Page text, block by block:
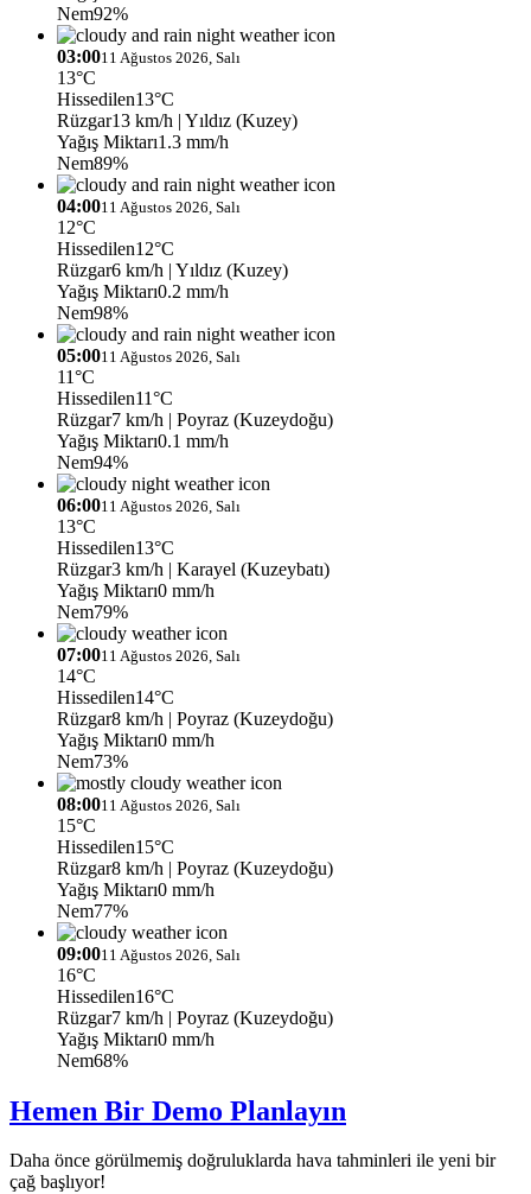
Nem92%
03:0011 Ağustos 2026, Salı
13°C
Hissedilen13°C
Rüzgar13 km/h | Yıldız (Kuzey)
Yağış Miktarı1.3 mm/h
Nem89%
04:0011 Ağustos 2026, Salı
12°C
Hissedilen12°C
Rüzgar6 km/h | Yıldız (Kuzey)
Yağış Miktarı0.2 mm/h
Nem98%
05:0011 Ağustos 2026, Salı
11°C
Hissedilen11°C
Rüzgar7 km/h | Poyraz (Kuzeydoğu)
Yağış Miktarı0.1 mm/h
Nem94%
06:0011 Ağustos 2026, Salı
13°C
Hissedilen13°C
Rüzgar3 km/h | Karayel (Kuzeybatı)
Yağış Miktarı0 mm/h
Nem79%
07:0011 Ağustos 2026, Salı
14°C
Hissedilen14°C
Rüzgar8 km/h | Poyraz (Kuzeydoğu)
Yağış Miktarı0 mm/h
Nem73%
08:0011 Ağustos 2026, Salı
15°C
Hissedilen15°C
Rüzgar8 km/h | Poyraz (Kuzeydoğu)
Yağış Miktarı0 mm/h
Nem77%
09:0011 Ağustos 2026, Salı
16°C
Hissedilen16°C
Rüzgar7 km/h | Poyraz (Kuzeydoğu)
Yağış Miktarı0 mm/h
Nem68%
Hemen Bir Demo Planlayın
Daha önce görülmemiş doğruluklarda hava tahminleri ile yeni bir
çağ başlıyor!